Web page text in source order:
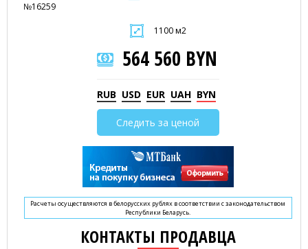
№16259
1100 м2
564 560 BYN
RUB USD EUR UAH BYN
Следить за ценой
Расчеты осуществляются в белорусских рублях в соответствии с законодательством
Республики Беларусь.
КОНТАКТЫ ПРОДАВЦА